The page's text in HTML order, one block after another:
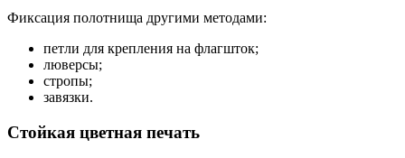
Фиксация полотнища другими методами:
петли для крепления на флагшток;
люверсы;
стропы;
завязки.
Стойкая цветная печать